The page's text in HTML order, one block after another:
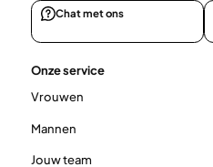
Chat met ons
Onze service
Vrouwen
Mannen
Jouw team